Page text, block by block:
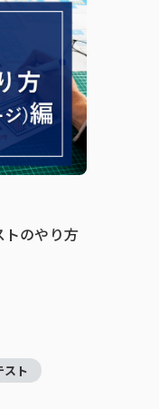
トのやり方
スト